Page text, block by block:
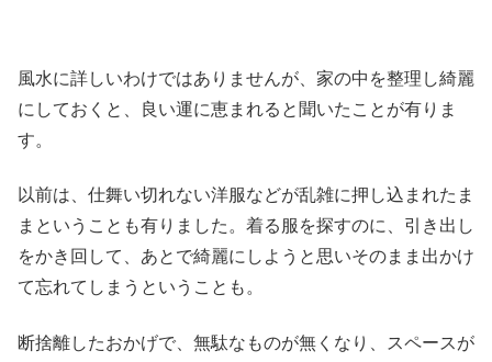
風水に詳しいわけではありませんが、家の中を整理し綺麗
にしておくと、良い運に恵まれると聞いたことが有りま
す。
以前は、仕舞い切れない洋服などが乱雑に押し込まれたま
まということも有りました。着る服を探すのに、引き出し
をかき回して、あとで綺麗にしようと思いそのまま出かけ
て忘れてしまうということも。
断捨離したおかげで、無駄なものが無くなり、スペースが